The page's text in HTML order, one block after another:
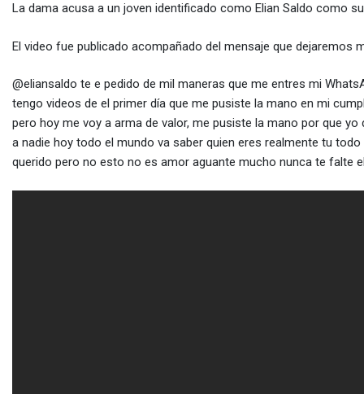
La dama acusa a un joven identificado como Elian Saldo como
El video fue publicado acompañado del mensaje que dejaremos
@eliansaldo te e pedido de mil maneras que me entres mi
tengo videos de el primer día que me pusiste la mano en mi
pero hoy me voy a arma de valor, me pusiste la mano por que
a nadie hoy todo el mundo va saber quien eres realmente tu
querido pero no esto no es amor aguante mucho nunca te falte